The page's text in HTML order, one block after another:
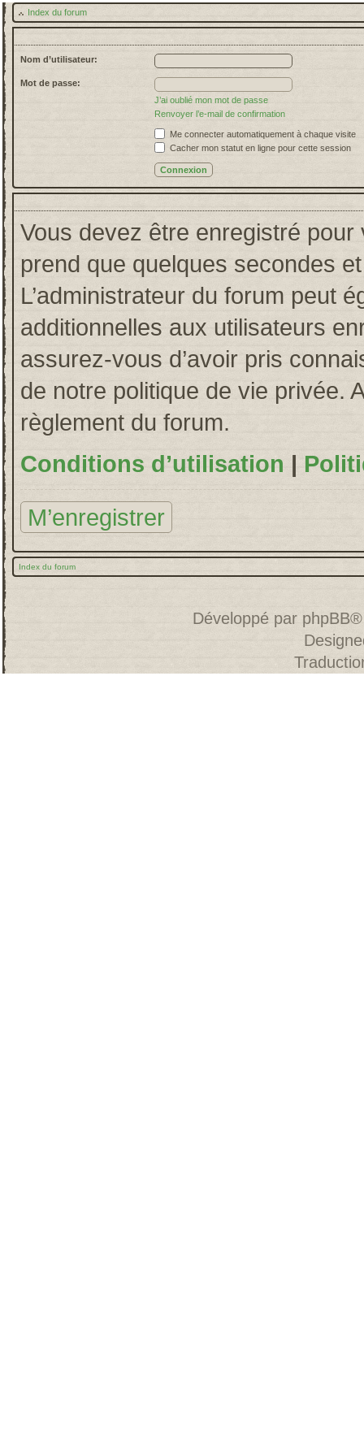
Index du forum
Nom d’utilisateur:
Mot de passe:
J’ai oublié mon mot de passe
Renvoyer l’e-mail de confirmation
Me connecter automatiquement à chaque visite
Cacher mon statut en ligne pour cette session
Vous devez être enregistré pour
prend que quelques secondes
L’administrateur du forum peut
additionnelles aux utilisateurs
assurez-vous d’avoir pris
de notre politique de vie privée.
règlement du forum.
Conditions d’utilisation |
M’enregistrer
Index du forum
Développé par phpBB®